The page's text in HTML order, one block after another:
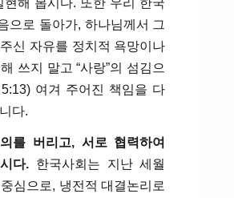
현해 봅시다. 또한 우리 한국
으로 돌아가, 하나님께서 그
신 자유를 정치적 욕망이나
쓰지 말고 “사랑”의 섬김으
5:13) 여겨 주어진 책임을 다
다.
를 버리고, 서로 협력하여
다.한국사회는 지난 세월
심으로, 냉전적 대결논리로